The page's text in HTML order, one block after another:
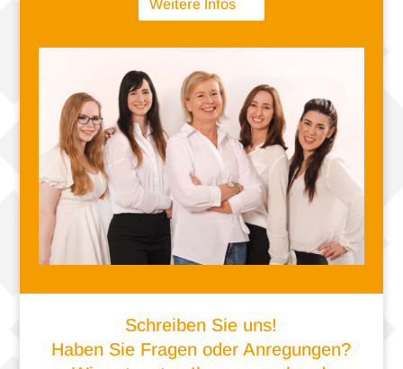
Wei­tere Infos
Schrei­ben Sie uns!
Haben Sie Fra­gen oder Anre­gun­gen?